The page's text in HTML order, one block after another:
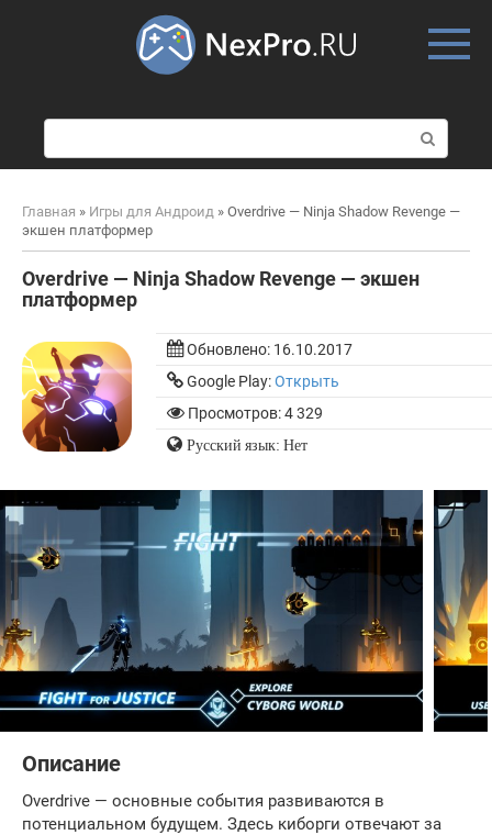
о
и
к
Главная » Игры для Андроид » Overdrive — Ninja Shadow Revenge —
экшен платформер
Overdrive — Ninja Shadow Revenge — экшен
платформер
Обновлено: 16.10.2017
Google Play:Открыть
Просмотров: 4 329
Русский язык: Нет
Описание
Overdrive — основные события развиваются в
потенциальном будущем. Здесь киборги отвечают за